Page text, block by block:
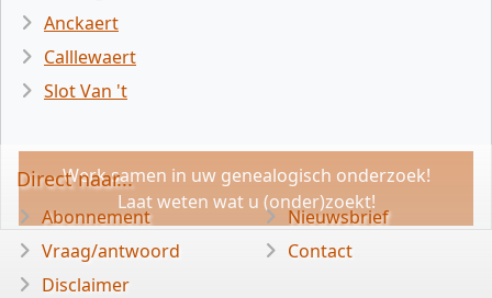
Anckaert
Calllewaert
Slot Van 't
Werk samen in uw genealogisch onderzoek!
Laat weten wat u (onder)zoekt!
Direct naar...
Abonnement
Vraag/antwoord
Disclaimer
Nieuwsbrief
Contact